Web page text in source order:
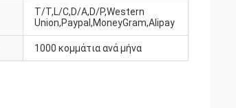
T/T,L/C,D/A,D/P,Western
Union,Paypal,MoneyGram,Alipay
1000 κομμάτια ανά μήνα